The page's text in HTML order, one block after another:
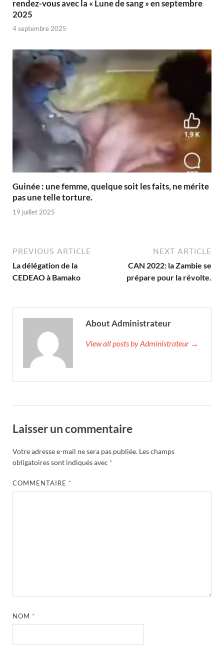
rendez-vous avec la « Lune de sang » en septembre
2025
4 septembre 2025
Guinée : une femme, quelque soit les faits, ne mérite
pas une telle torture.
19 juillet 2025
PREVIOUS ARTICLE
La délégation de la
CEDEAO à Bamako
NEXT ARTICLE
CAN 2022: la Zambie se
prépare pour la révolte.
About Administrateur
View all posts by Administrateur →
Laisser un commentaire
Votre adresse e-mail ne sera pas publiée. Les champs
obligatoires sont indiqués avec *
COMMENTAIRE *
NOM *